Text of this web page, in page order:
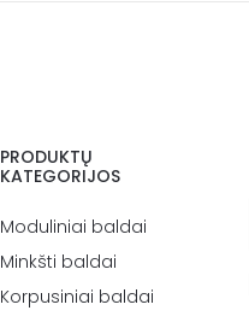
PRODUKTŲ
KATEGORIJOS
Moduliniai baldai
Minkšti baldai
Korpusiniai baldai